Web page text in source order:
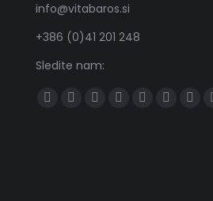
info@vitabaros.si
+386 (0)41 201 248
Sledite nam:
Find us on:
Všečkajte
SlediteYouTube
SlediteTumblrSledite